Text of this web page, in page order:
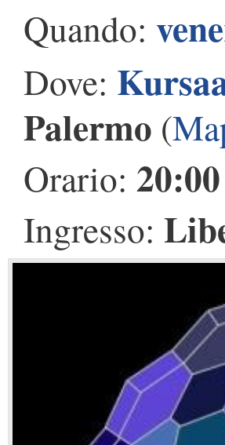
Quando:
Dove:
Palermo (
Orario: 20:00
Ingresso: